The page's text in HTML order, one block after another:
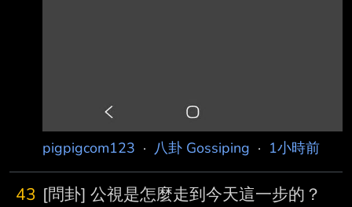
pigpigcom123 · 八卦 Gossiping · 1小時前
43 [問卦] 公視是怎麼走到今天這一步的？